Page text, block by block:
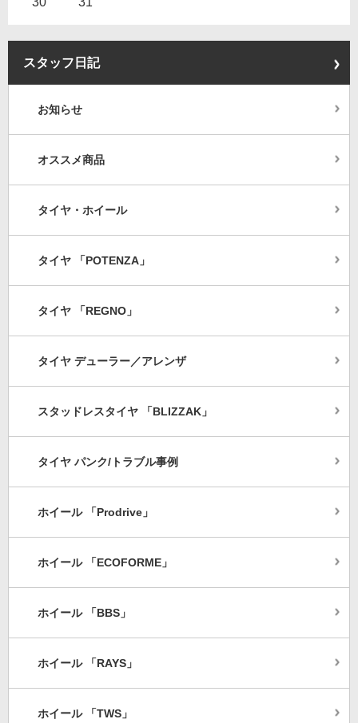
スタッフ日記
お知らせ
オススメ商品
タイヤ・ホイール
タイヤ 「POTENZA」
タイヤ 「REGNO」
タイヤ デューラー／アレンザ
スタッドレスタイヤ 「BLIZZAK」
タイヤ パンク/トラブル事例
ホイール 「Prodrive」
ホイール 「ECOFORME」
ホイール 「BBS」
ホイール 「RAYS」
ホイール 「TWS」